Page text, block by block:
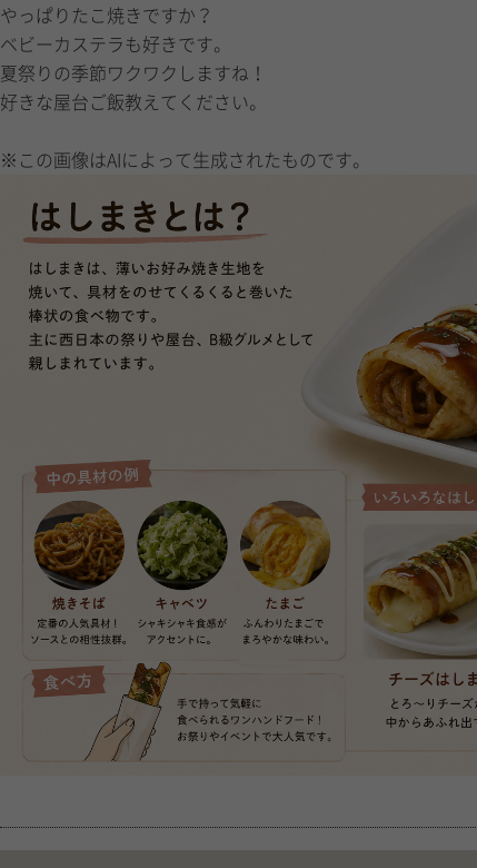
やっぱりたこ焼きですか？
ベビーカステラも好きです。
夏祭りの季節ワクワクしますね！
好きな屋台ご飯教えてください。
※この画像はAIによって生成されたものです。